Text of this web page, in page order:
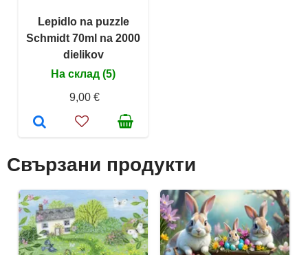
Lepidlo na puzzle
Schmidt 70ml na 2000
dielikov
На склад (5)
9,00 €
Свързани продукти